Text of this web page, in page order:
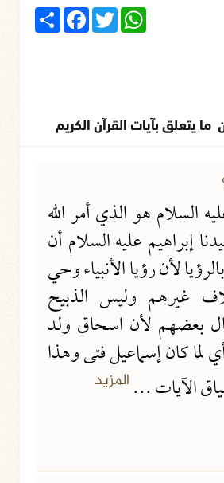
Share
FacebookTwitter
WhatsApp
يتعلق بآيات القرآن الكريم
السلام هو الذي أمر الله
إبراهيم عليه السلام أن
لأن رؤيا الأنبياء وحي
غيرهم وليس الذبيح
بعضهم لأن اسحاق ولد
لما كان إسماعيل فتى وهذا
الآيات ... المزيد